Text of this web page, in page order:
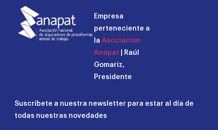
Empresa
perteneciente a
la Asociacion
Anapat | Raúl
Gomariz,
Presidente
Suscríbete a nuestra newsletter para estar al día de
todas nuestras novedades